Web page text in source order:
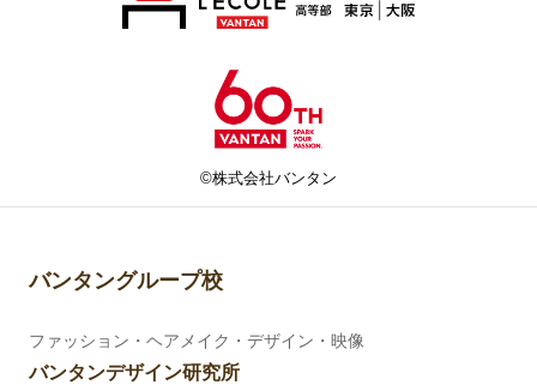
©株式会社バンタン
バンタングループ校
ファッション・ヘアメイク・デザイン・映像
バンタンデザイン研究所